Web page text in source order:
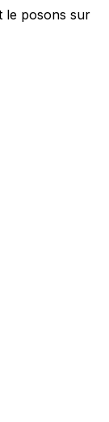
le posons sur